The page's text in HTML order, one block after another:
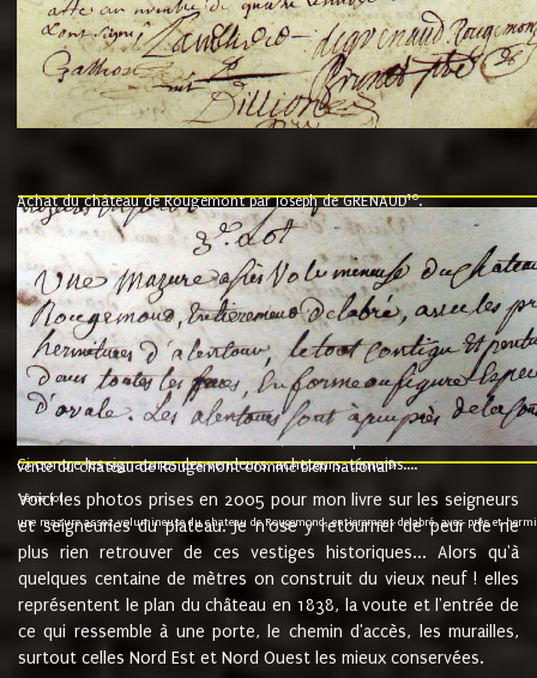
Achat du château de Rougemont par Joseph de GRENAUD10.
"l'an mil six cent soixante treze le ving neuvième jour du mois de
nommé fut présent Messire Claude Guillaume de Moyriat chevalier baron
vend, purement simplement et irrevocablement a monseigneur monsieur
et chavannes conseiller du roy au parlement de Bourgogne, present et
que le dit seigneur Baron de la Vellière a sur ses hommes, indivisables et
de la Velliere tout ainsi et comme le dit seigneur Baron et ses
présent......"
suivent les rentes, donation des terriers, etc... au prix de 880 livre louis
Ci contre les signatures des vendeurs, acheteurs, témoins....
vente du château de Rougemont comme bien national9.
"3ème lot
une mazure assez volumineuse du chateau de Rougemond, entierement delabré, avec près et
Voici les photos prises en 2005 pour mon livre sur les seigneurs
et seigneuries du plateau. Je n'ose y retourner de peur de ne
plus rien retrouver de ces vestiges historiques... Alors qu'à
quelques centaine de mètres on construit du vieux neuf ! elles
représentent le plan du château en 1838, la voute et l'entrée de
ce qui ressemble à une porte, le chemin d'accès, les murailles,
surtout celles Nord Est et Nord Ouest les mieux conservées.